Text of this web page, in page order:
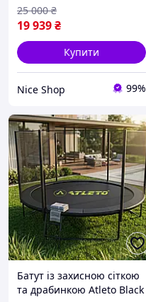
19 939₴
25 000 ₴
Купити
Nice Shop 99%
Батут із захисною сіткою
та драбинкою Atleto Black